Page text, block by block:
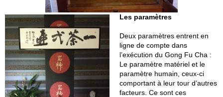
Les paramètres
Deux paramètres entrent en
ligne de compte dans
l’exécution du Gong Fu Cha :
Le paramètre matériel et le
paramètre humain, ceux-ci
comportant à leur tour d’autres
facteurs. Ce sont ces